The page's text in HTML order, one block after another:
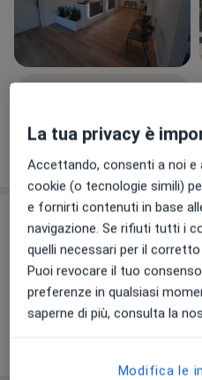
Mostra
Prestazioni e prezzi
Certificato medico sportivo
40 € Dettagli
La tua privacy è
Accettando, consenti a noi e
cookie (o tecnologie simili)
e fornirti contenuti in base
navigazione. Se rifiuti tutti i
quelli necessari per il
Puoi revocare il tuo
preferenze in qualsiasi
saperne di più, consulta la
Modifica le